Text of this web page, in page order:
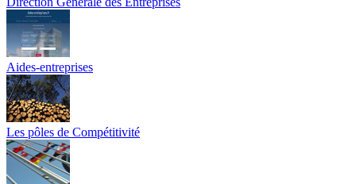
Aides-entreprises
Les pôles de Compétitivité